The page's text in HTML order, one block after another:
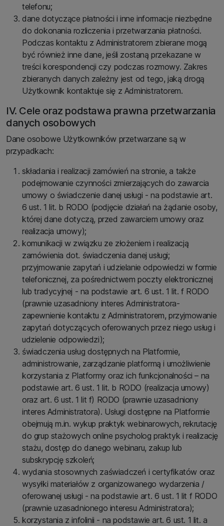
telefonu;
dane dotyczące płatności i inne informacje niezbędne
do dokonania rozliczenia i przetwarzania płatności.
Podczas kontaktu z Administratorem zbierane mogą
być również inne dane, jeśli zostaną przekazane w
treści korespondencji czy podczas rozmowy. Zakres
zbieranych danych zależny jest od tego, jaką drogą
Użytkownik kontaktuje się z Administratorem.
IV. Cele oraz podstawa prawna przetwarzania
danych osobowych
Dane osobowe Użytkowników przetwarzane są w
przypadkach:
składania i realizacji zamówień na stronie, a także
podejmowanie czynności zmierzających do zawarcia
umowy o świadczenie danej usługi - na podstawie art.
6 ust. 1 lit. b RODO (podjęcie działań na żądanie osoby,
której dane dotyczą, przed zawarciem umowy oraz
realizacja umowy);
komunikacji w związku ze złożeniem i realizacją
zamówienia dot. świadczenia danej usługi;
przyjmowanie zapytań i udzielanie odpowiedzi w formie
telefonicznej, za pośrednictwem poczty elektronicznej
lub tradycyjnej - na podstawie art. 6 ust. 1 lit. f RODO
(prawnie uzasadniony interes Administratora-
zapewnienie kontaktu z Administratorem, przyjmowanie
zapytań dotyczących oferowanych przez niego usług i
udzielenie odpowiedzi);
świadczenia usług dostępnych na Platformie,
administrowanie, zarządzanie platformą i umożliwienie
korzystania z Platformy oraz ich funkcjonalności – na
podstawie art. 6 ust. 1 lit. b RODO (realizacja umowy)
oraz art. 6 ust. 1 lit f) RODO (prawnie uzasadniony
interes Administratora). Usługi dostępne na Platformie
obejmują m.in. wykup praktyk webinarowych, rekrutację
do grup stażowych online psycholog praktyk i realizację
stażu, dostęp do danego webinaru, zakup lub
subskrypcję szkoleń;
wydania stosownych zaświadczeń i certyfikatów oraz
wysyłki materiałów z organizowanego wydarzenia /
oferowanej usługi - na podstawie art. 6 ust. 1 lit f RODO
(prawnie uzasadnionego interesu Administratora);
korzystania z infolinii - na podstawie art. 6 ust. 1 lit. a